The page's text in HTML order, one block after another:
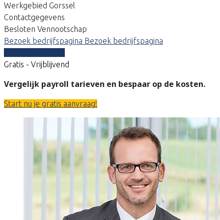
Werkgebied Gorssel
Contactgegevens
Besloten Vennootschap
Bezoek bedrijfspagina Bezoek bedrijfspagina
Gratis - Vrijblijvend
Vergelijk payroll tarieven en bespaar op de kosten.
Start nu je gratis aanvraag!